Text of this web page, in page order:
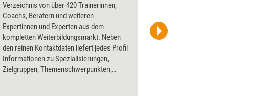
Verzeichnis von über 420 Trainerinnen,
Coachs, Beratern und weiteren
Expertinnen und Experten aus dem
kompletten Weiterbildungsmarkt. Neben
den reinen Kontaktdaten liefert jedes Profil
Informationen zu Spezialisierungen,
Zielgruppen, Themenschwerpunkten,